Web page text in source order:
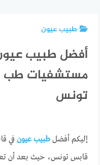
طبيب عيون
أفضل طبيب
مستشفيات طب
تونس
إليكم أفضلطبيب عيون في
قابس تونس، حيث بعد أن